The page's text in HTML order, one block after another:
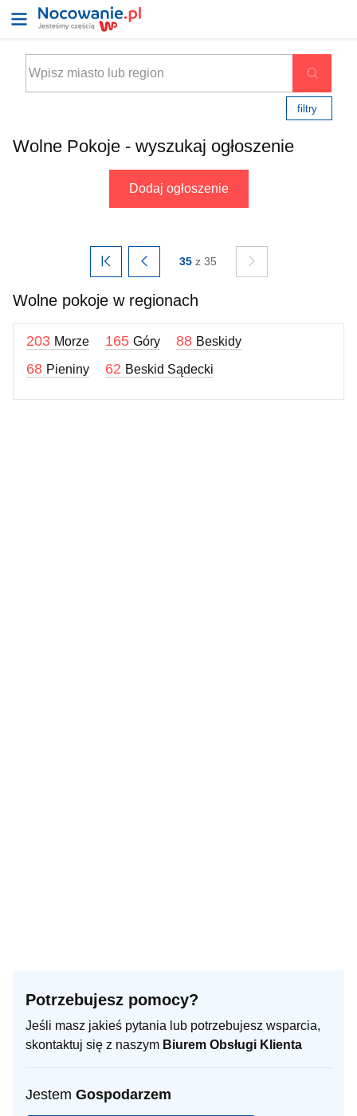
filtry
Wolne Pokoje - wyszukaj ogłoszenie
Dodaj ogłoszenie
35 z 35
Wolne pokoje w regionach
203 Morze 165 Góry 88 Beskidy
68 Pieniny 62 Beskid Sądecki
Potrzebujesz pomocy?
Jeśli masz jakieś pytania lub potrzebujesz wsparcia,
skontaktuj się z naszym Biurem Obsługi Klienta
Jestem Gospodarzem